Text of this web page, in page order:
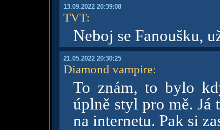
13.09.2022 20:39:08
TVT:
Neboj se Fanoušku,
21.05.2022 20:30:25
Diamond vampire:
To znám, to bylo
úplně styl pro mě. Já
na internetu. Pak si